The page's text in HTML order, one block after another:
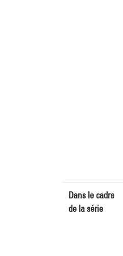
Dans le cadre
de la série